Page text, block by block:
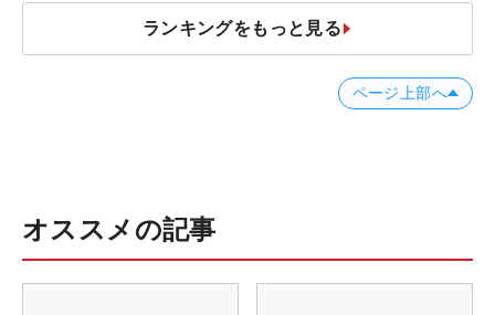
ランキングをもっと見る
ページ上部へ
オススメの記事